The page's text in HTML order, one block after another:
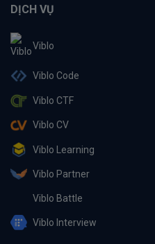
DỊCH VỤ
Viblo
Viblo Code
Viblo CTF
Viblo CV
Viblo Learning
Viblo Partner
Viblo Battle
Viblo Interview